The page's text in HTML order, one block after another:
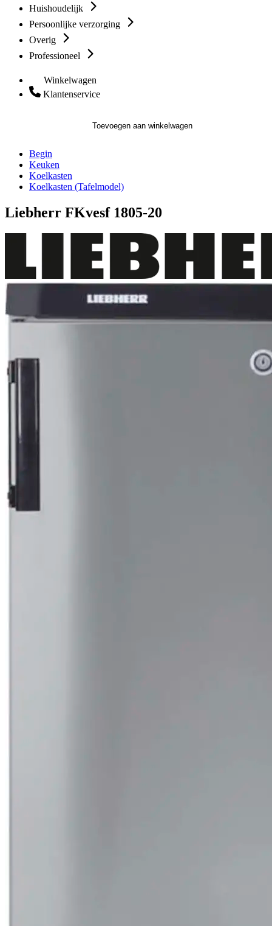
Huishoudelijk
Persoonlijke verzorging
Overig
Professioneel
Winkelwagen
Klantenservice
Toevoegen aan winkelwagen
Begin
Keuken
Koelkasten
Koelkasten (Tafelmodel)
Liebherr FKvesf 1805-20